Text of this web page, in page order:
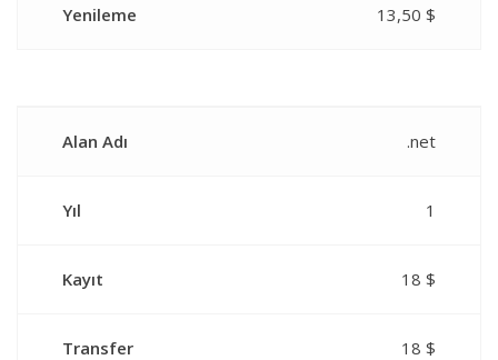
Yenileme 13,50 $
Alan Adı .net
Yıl 1
Kayıt 18 $
Transfer 18 $